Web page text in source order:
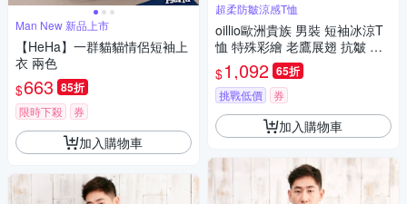
Man New 新品上市
【HeHa】一群貓貓情侶短袖上
衣 兩色
$663 85折
限時下殺 券
加入購物車
超柔防皺涼感T恤
oillio歐洲貴族 男裝 短袖冰涼T
恤 特殊彩繪 老鷹展翅 抗皺 透
氣輕盈 白色 法國品牌 有大尺碼
$1,092 65折
挑戰低價 券
加入購物車